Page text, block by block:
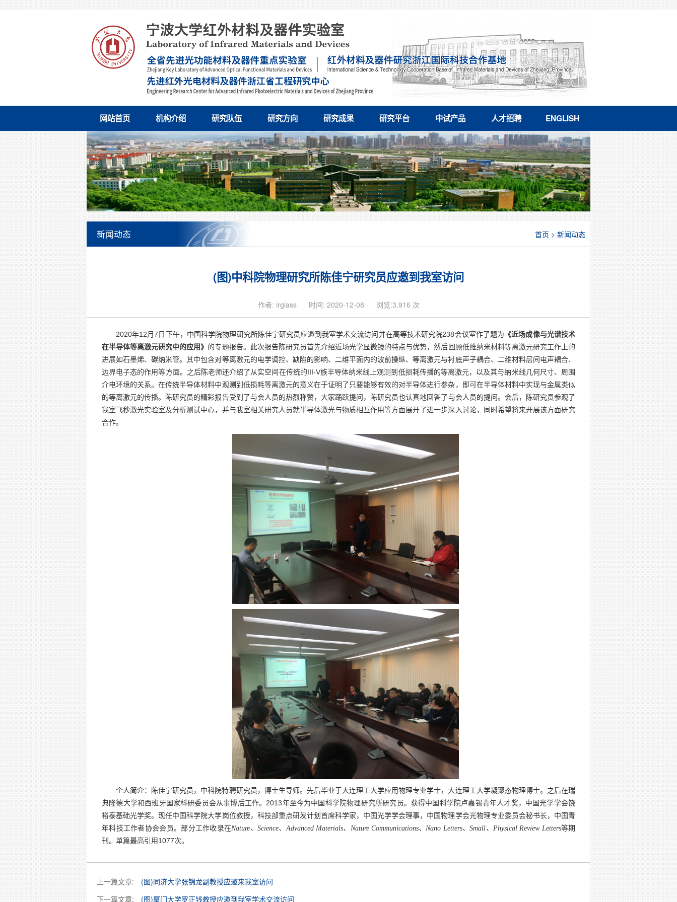
网站首页 机构介绍 研究队伍 研究方向 研究成果 研究平台 中试产品 人才招聘 ENGLISH
新闻动态 首页 > 新闻动态
(图)中科院物理研究所陈佳宁研究员应邀到我室访问
作者: irglass 时间: 2020-12-08 浏览:3,916 次
2020年12月7日 下午， 中国科学院物理研究所陈佳宁研究员应邀到我室学术交流访问并在高等技术研究院238会议室作了题为 《近场成像与光谱技术
在半导体等离激元研究中的应用》 的专题报告。此次报告陈研究员首先介绍近场光学显微镜的特点与优势，然后回顾低维纳米材料等离激元研究工作上的
进展如石墨烯、碳纳米管。其中包含对等离激元的电学调控、缺陷的影响、二维平面内的波前操纵、等离激元与衬底声子耦合、二维材料层间电声耦合、
边界电子态的作用等方面。之后陈老师还介绍了从实空间在传统的III-V族半导体纳米线上观测到低损耗传播的等离激元，以及其与纳米线几何尺寸、周围
介电环境的关系。在传统半导体材料中观测到低损耗等离激元的意义在于证明了只要能够有效的对半导体进行参杂，即可在半导体材料中实现与金属类似
的等离激元的传播。
陈研究员的精彩报告受到了与会人员的热烈称赞，大家踊跃提问， 陈研究员也认真地回答了与会人员的提问。 会后，陈研究员参观了
我室飞秒激光实验室及分析测试中心，并与我室相关研究人员就半导体激光与物质相互作用等方面展开了进一步深入讨论，同时希望将来开展该方面研究
合作。
个人简介： 陈佳宁研究员， 中科院特聘研究员， 博士生导师。先后毕业于大连理工大学应用物理专业学士，大连理工大学凝聚态物理博士。之后在瑞
典隆德大学和西班牙国家科研委员会从事博后工作。 2013年至今为中国科学院物理研究所研究员。获得中国科学院卢嘉锡青年人才奖，中国光学学会饶
裕泰基础光学奖。现任中国科学院大学岗位教授，科技部重点研发计划首席科学家，中国光学学会理事，中国物理学会光物理专业委员会秘书长，中国青
年科技工作者协会会员。部分工作收录在Nature、 Science、 Advanced Materials、 Nature Communications、 Nano Letters、Small、 Physical Review Letters等期
刊。单篇最高引用1077次。
上一篇文章:
(图)同济大学张锦龙副教授应邀来我室访问
下一篇文章:
(图)厦门大学罗正钱教授应邀到我室学术交流访问